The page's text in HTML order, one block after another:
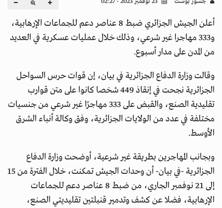
أعلن الجيش الجزائري ضبط 8 عناصر دعم للجماعات الإرهابية،
و333 مهاجرا غير شرعي، وذلك خلال عمليات عسكرية في العديد
من المدن على مدار أسبوع.
وقالت وزارة الدفاع الجزائرية في بيان، إن قوات حرس السواحل
الجزائرية نجحت في إنقاذ 449 شخصا كانوا على متن قوارب
تقليدية الصنع، والقبض على 333 مهاجرًا غير شرعي من جنسيات
مختلفة في عدد من الولايات الجزائرية، وفق وكالة أنباء الشرق
الأوسط.
وبجانب المهاجرين بطريقة غير شرعية، أوضحت وزارة الدفاع
الجزائرية -في بيان- أن وحدات الجيش تمكنت، خلال الفترة من 15
إلى 21 نوفمبر الجاري، من ضبط 8 عناصر دعم للجماعات
الإرهابية، فضلا عن كشف وتدمير قنبلتين تقليديتي الصنع،